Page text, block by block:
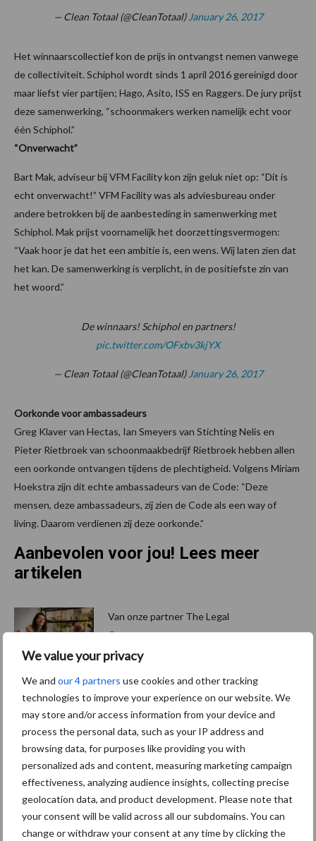
We value your privacy
We and our 4 partners use cookies and other tracking
technologies to improve your experience on our website. We
may store and/or access information from your device and
process the personal data, such as your IP address and
browsing data, for purposes like providing you with
personalized ads and content, measuring marketing campaign
effectiveness, analyzing audience insights, collecting precise
geolocation data, and product development. Please note that
your consent will be valid across all our subdomains. You can
change or withdraw your consent at any time by clicking the
— Clean Totaal (@CleanTotaal) January 26, 2017
Het winnaarscollectief kon de prijs in ontvangst nemen vanwege
de collectiviteit. Schiphol wordt sinds 1 april 2016 gereinigd door
maar liefst vier partijen; Hago, Asito, ISS en Raggers. De jury prijst
deze samenwerking, “schoonmakers werken namelijk echt voor
één Schiphol.”
“Onverwacht”
Bart Mak, adviseur bij VFM Facility kon zijn geluk niet op: “Dit is
echt onverwacht!” VFM Facility was als adviesbureau onder
andere betrokken bij de aanbesteding in samenwerking met
Schiphol. Mak prijst voornamelijk het doorzettingsvermogen:
“Vaak hoor je dat het een ambitie is, een wens. Wij laten zien dat
het kan. De samenwerking is verplicht, in de positiefste zin van
het woord.”
De winnaars! Schiphol en partners!
pic.twitter.com/OFxbv3kjYX
— Clean Totaal (@CleanTotaal) January 26, 2017
Oorkonde voor ambassadeurs
Greg Klaver van Hectas, Ian Smeyers van Stichting Nelis en
Pieter Rietbroek van schoonmaakbedrijf Rietbroek hebben allen
een oorkonde ontvangen tijdens de plechtigheid. Volgens Miriam
Hoekstra zijn dit echte ambassadeurs van de Code: “Deze
mensen, deze ambassadeurs, zij zien de Code als een way of
living. Daarom verdienen zij deze oorkonde.”
Aanbevolen voor jou! Lees meer
artikelen
Van onze partner The Legal
Company
Wat zijn mijn juridische
verplichtingen bij
duurzaamheidsrapportages
(ESG en CSRD)?
Ziekteverzuim in de
schoonmaak: hoe
doorbreek je de vicieuze
cirkel?